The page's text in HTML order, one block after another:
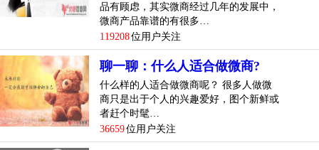
品有顾虑，其实微商经过几年的发展中，
微商产品靠谱的有很多…
119208位用户关注
聊一聊：什么人适合做微商?
什么样的人适合做微商呢？ 很多人做微
商只是出于个人的兴趣爱好，图个新鲜或
者赶个时髦…
36659位用户关注